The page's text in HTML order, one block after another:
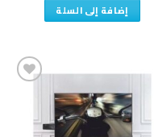
إضافة إلى السلة
قائمة
الرغبات